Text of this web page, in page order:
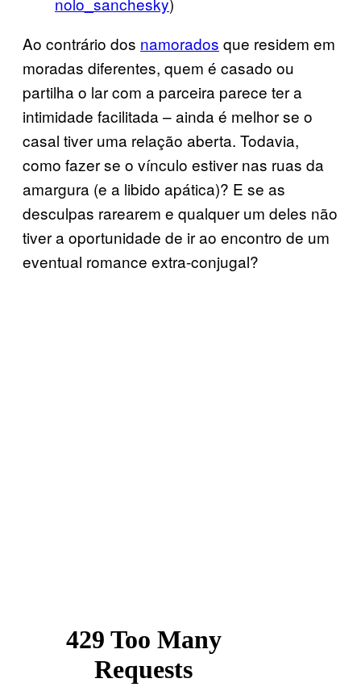
Ao contrário dos namorados que residem em
moradas diferentes, quem é casado ou
partilha o lar com a parceira parece ter a
intimidade facilitada – ainda é melhor se o
casal tiver uma relação aberta. Todavia,
como fazer se o vínculo estiver nas ruas da
amargura (e a libido apática)? E se as
desculpas rarearem e qualquer um deles não
tiver a oportunidade de ir ao encontro de um
eventual romance extra-conjugal?